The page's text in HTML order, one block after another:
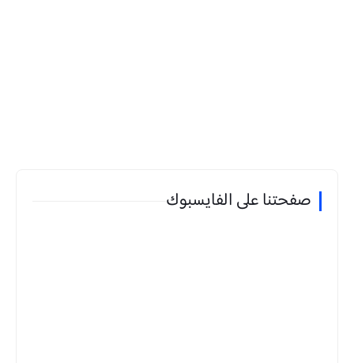
صفحتنا على الفايسبوك